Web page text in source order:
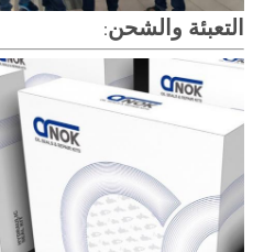
التعبئة والشحن: